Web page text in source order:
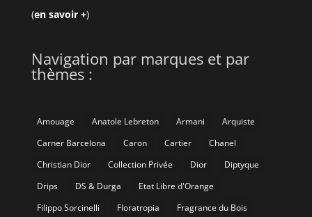
(en savoir +)
Navigation par marques et par
thèmes :
Amouage Anatole Lebreton Armani
Arquiste
Carner Barcelona
Caron Cartier
Chanel
Christian Dior
Collection Privée Dior
Diptyque
Drips
DS & Durga
Etat Libre d'Orange
Filippo Sorcinelli
Floratropia
Fragrance du Bois